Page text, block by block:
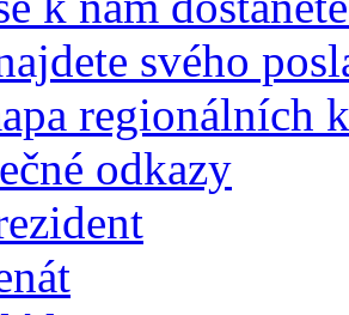
svého
regionálních
odkazy